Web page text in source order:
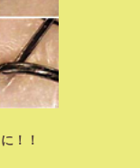
！！